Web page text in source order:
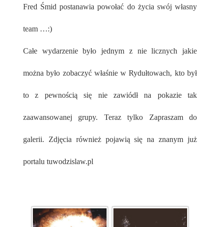
Fred Śmid postanawia powołać do życia swój własny
team …:)
Całe wydarzenie było jednym z nie licznych jakie
można było zobaczyć właśnie w Rydułtowach, kto był
to z pewnością się nie zawiódł na pokazie tak
zaawansowanej grupy. Teraz tylko Zapraszam do
galerii. Zdjęcia również pojawią się na znanym już
portalu tuwodzislaw.pl